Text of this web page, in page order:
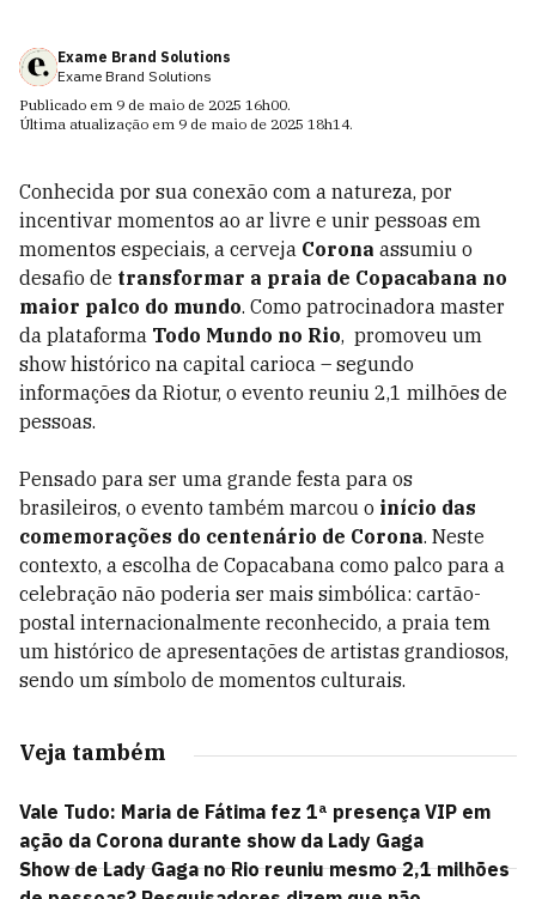
Exame Brand Solutions
Exame Brand Solutions
Publicado em 9 de maio de 2025 16h00.
Última atualização em 9 de maio de 2025 18h14.
Conhecida por sua conexão com a natureza, por
incentivar momentos ao ar livre e unir pessoas em
momentos especiais, a cerveja Corona assumiu o
desafio de transformar a praia de Copacabana no
maior palco do mundo. Como patrocinadora master
da plataforma Todo Mundo no Rio, promoveu um
show histórico na capital carioca – segundo
informações da Riotur, o evento reuniu 2,1 milhões de
pessoas.
Pensado para ser uma grande festa para os
brasileiros, o evento também marcou o início das
comemorações do centenário de Corona. Neste
contexto, a escolha de Copacabana como palco para a
celebração não poderia ser mais simbólica: cartão-
postal internacionalmente reconhecido, a praia tem
um histórico de apresentações de artistas grandiosos,
sendo um símbolo de momentos culturais.
Veja também
Vale Tudo: Maria de Fátima fez 1ª presença VIP em
ação da Corona durante show da Lady Gaga
Show de Lady Gaga no Rio reuniu mesmo 2,1 milhões